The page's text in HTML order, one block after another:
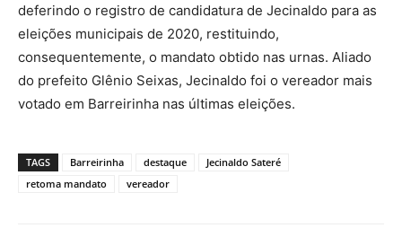
deferindo o registro de candidatura de Jecinaldo para as
eleições municipais de 2020, restituindo,
consequentemente, o mandato obtido nas urnas. Aliado
do prefeito Glênio Seixas, Jecinaldo foi o vereador mais
votado em Barreirinha nas últimas eleições.
TAGS Barreirinha destaque
Jecinaldo Sateré
retoma mandato
vereador